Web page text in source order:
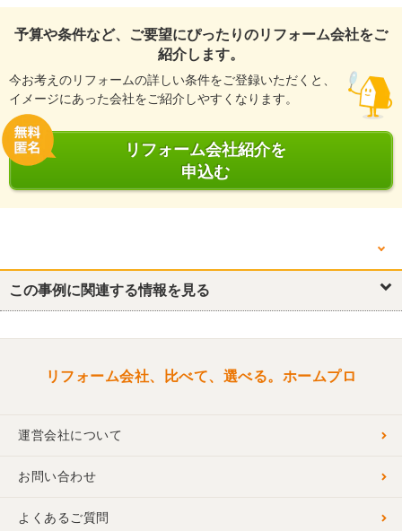
予算や条件など、ご要望にぴったりのリフォーム会社をご
紹介します。
今お考えのリフォームの詳しい条件をご登録いただくと、
イメージにあった会社をご紹介しやすくなります。
リフォーム会社紹介を
申込む
他の箇所を見る
リフォーム概要 キッチン・台所 浴室・ユニットバス
この事例に関連する情報を見る
リフォーム会社、比べて、選べる。ホームプロ
運営会社について
お問い合わせ
よくあるご質問